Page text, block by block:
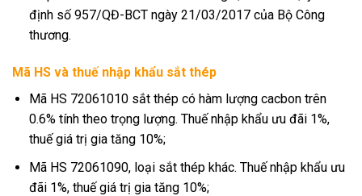
định số 957/QĐ-BCT ngày 21/03/2017 của Bộ Công
thương.
Mã HS và thuế nhập khẩu sắt thép
Mã HS 72061010 sắt thép có hàm lượng cacbon trên
0.6% tính theo trọng lượng. Thuế nhập khẩu ưu đãi 1%,
thuế giá trị gia tăng 10%;
Mã HS 72061090, loại sắt thép khác. Thuế nhập khẩu ưu
đãi 1%, thuế giá trị gia tăng 10%;